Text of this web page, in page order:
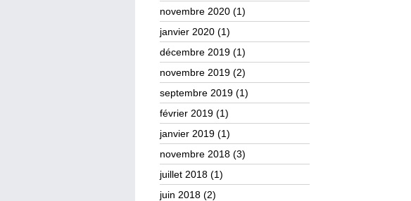
novembre 2020 (1)
janvier 2020 (1)
décembre 2019 (1)
novembre 2019 (2)
septembre 2019 (1)
février 2019 (1)
janvier 2019 (1)
novembre 2018 (3)
juillet 2018 (1)
juin 2018 (2)